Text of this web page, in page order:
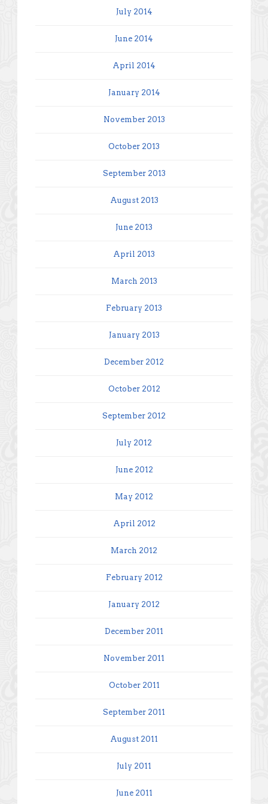
July 2014
June 2014
April 2014
January 2014
November 2013
October 2013
September 2013
August 2013
June 2013
April 2013
March 2013
February 2013
January 2013
December 2012
October 2012
September 2012
July 2012
June 2012
May 2012
April 2012
March 2012
February 2012
January 2012
December 2011
November 2011
October 2011
September 2011
August 2011
July 2011
June 2011